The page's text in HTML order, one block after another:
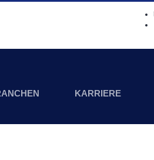
KARRIERE